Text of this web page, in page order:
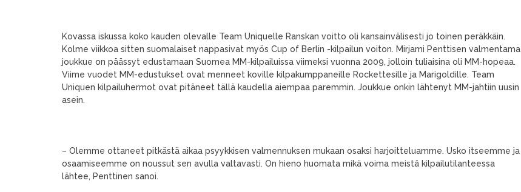
Kovassa iskussa koko kauden olevalle Team Uniquelle Ranskan voitto oli kansainvälisesti jo toinen peräkkäin.
Kolme viikkoa sitten suomalaiset nappasivat myös Cup of Berlin -kilpailun voiton. Mirjami Penttisen valmentama
joukkue on päässyt edustamaan Suomea MM-kilpailuissa viimeksi vuonna 2009, jolloin tuliaisina oli MM-hopeaa.
Viime vuodet MM-edustukset ovat menneet koville kilpakumppaneille Rockettesille ja Marigoldille. Team
Uniquen kilpailuhermot ovat pitäneet tällä kaudella aiempaa paremmin. Joukkue onkin lähtenyt MM-jahtiin uusin
asein.
– Olemme ottaneet pitkästä aikaa psyykkisen valmennuksen mukaan osaksi harjoitteluamme. Usko itseemme ja
osaamiseemme on noussut sen avulla valtavasti. On hieno huomata mikä voima meistä kilpailutilanteessa
lähtee, Penttinen sanoi.